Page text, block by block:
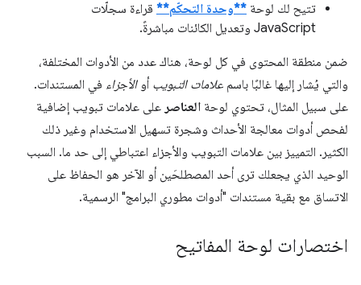
تتيح لك لوحة **وحدة التحكّم** قراءة سجلّات
JavaScript وتعديل الكائنات مباشرةً.
ضمن منطقة المحتوى في كل لوحة، هناك عدد من الأدوات المختلفة،
والتي يُشار إليها غالبًا باسم علامات التبويب أوالأجزاء في المستندات.
على سبيل المثال، تحتوي لوحة العناصر على علامات تبويب إضافية
لفحص أدوات معالجة الأحداث وشجرة تسهيل الاستخدام وغير ذلك
الكثير. التمييز بين علامات التبويب والأجزاء اعتباطي إلى حد ما. السبب
الوحيد الذي يجعلك ترى أحد المصطلحَين أو الآخر هو الحفاظ على
الاتساق مع بقية مستندات "أدوات مطوري البرامج" الرسمية.
اختصارات لوحة المفاتيح